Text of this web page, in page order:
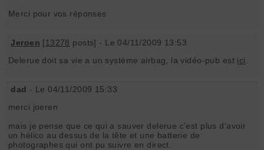
Merci pour vos réponses
Jeroen [13278 posts] - Le 04/11/2009 13:53
Delerue doit sa vie a un système airbag, la vidéo-pub est ici
dad - Le 04/11/2009 15:33
merci joeren
mais je pense que ce qui a sauver delerue c'est plus d'avoir
un hélico au dessus de la tête et une batterie de
photographes qui ont pu suivre en direct.